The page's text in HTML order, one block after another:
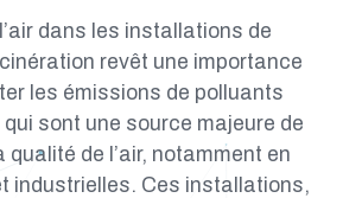
dans les installations de
revêt une importance
les émissions de polluants
sont une source majeure de
de l’air, notamment en
industrielles. Ces installations,